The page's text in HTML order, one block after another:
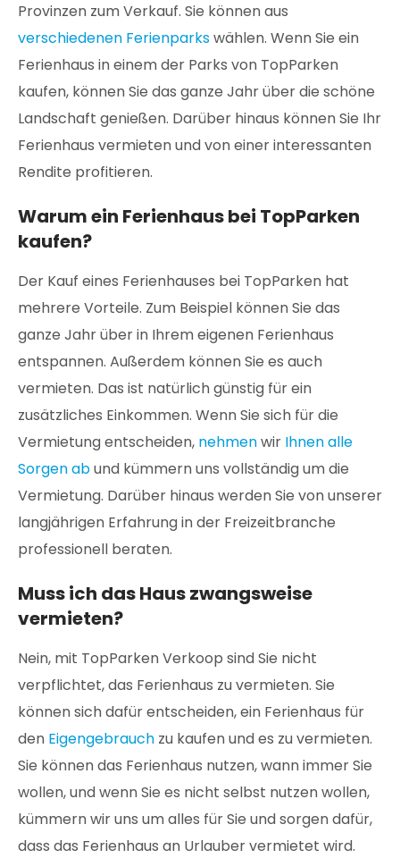
Provinzen zum Verkauf. Sie können aus
verschiedenen Ferienparkswählen. Wenn Sie ein
Ferienhaus in einem der Parks von TopParken
kaufen, können Sie das ganze Jahr über die schöne
Landschaft genießen. Darüber hinaus können Sie Ihr
Ferienhaus vermieten und von einer interessanten
Rendite profitieren.
Warum ein Ferienhaus bei TopParken
kaufen?
Der Kauf eines Ferienhauses bei TopParken hat
mehrere Vorteile. Zum Beispiel können Sie das
ganze Jahr über in Ihrem eigenen Ferienhaus
entspannen. Außerdem können Sie es auch
vermieten. Das ist natürlich günstig für ein
zusätzliches Einkommen. Wenn Sie sich für die
Vermietung entscheiden, nehmenwir Ihnen alle
Sorgen abund kümmern uns vollständig um die
Vermietung. Darüber hinaus werden Sie von unserer
langjährigen Erfahrung in der Freizeitbranche
professionell beraten.
Muss ich das Haus zwangsweise
vermieten?
Nein, mit TopParken Verkoop sind Sie nicht
verpflichtet, das Ferienhaus zu vermieten. Sie
können sich dafür entscheiden, ein Ferienhaus für
den Eigengebrauch zu kaufen und es zu vermieten.
Sie können das Ferienhaus nutzen, wann immer Sie
wollen, und wenn Sie es nicht selbst nutzen wollen,
kümmern wir uns um alles für Sie und sorgen dafür,
dass das Ferienhaus an Urlauber vermietet wird.